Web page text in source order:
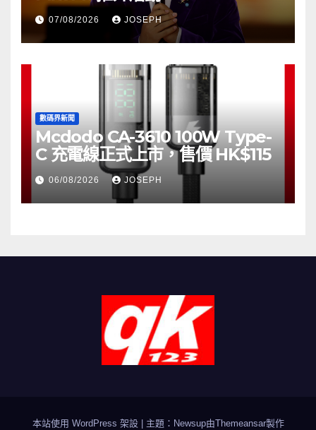
07/08/2026 JOSEPH
數碼界新聞
Mcdodo CA-3610 100W Type-
C 充電線正式上市，售價 HK$115
06/08/2026 JOSEPH
本站使用 WordPress 架設 主題：Newsup由Themeansar製作